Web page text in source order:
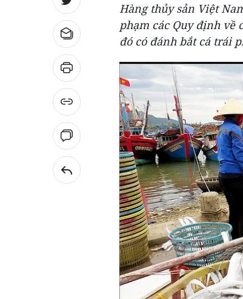
Hàng thủy sản Việt
phạm các Quy định về
đó có đánh bắt cá trái